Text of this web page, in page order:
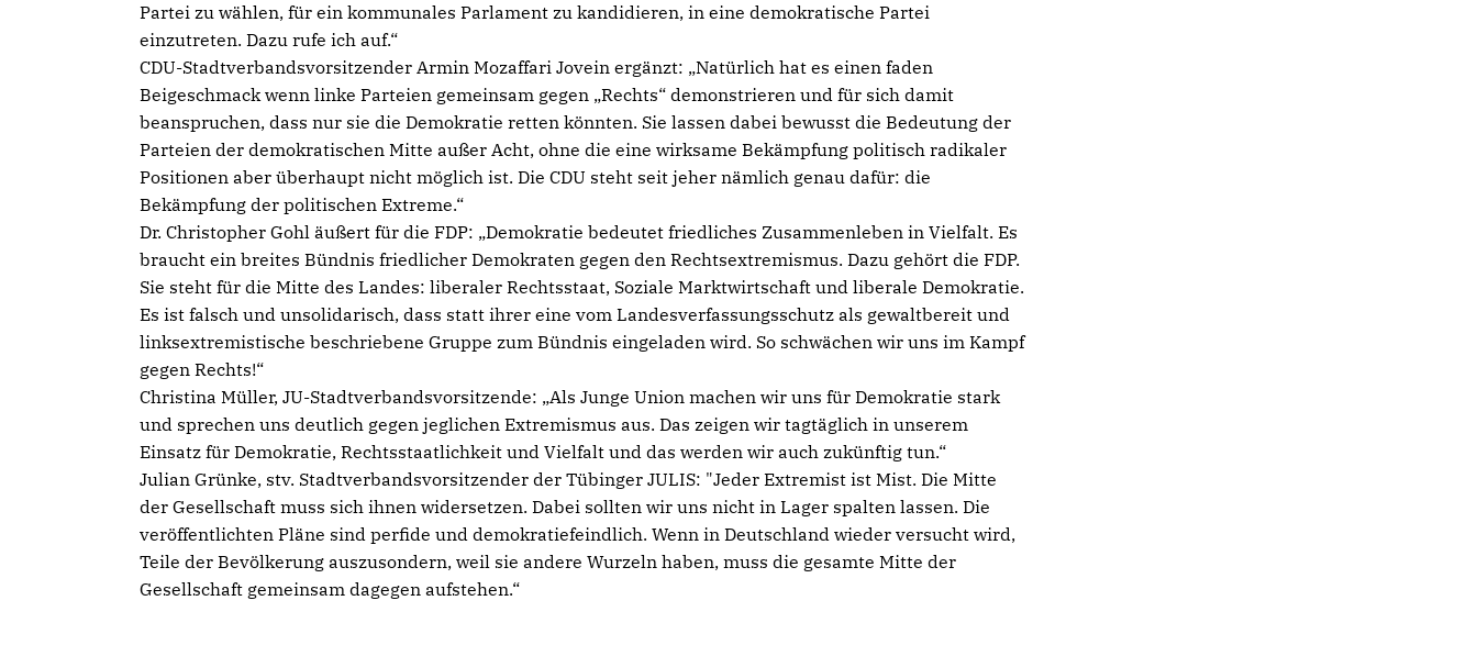
Partei zu wählen, für ein kommunales Parlament zu kandidieren, in eine demokratische Partei
einzutreten. Dazu rufe ich auf.“
CDU-Stadtverbandsvorsitzender Armin Mozaffari Jovein ergänzt: „Natürlich hat es einen faden
Beigeschmack wenn linke Parteien gemeinsam gegen „Rechts“ demonstrieren und für sich damit
beanspruchen, dass nur sie die Demokratie retten könnten. Sie lassen dabei bewusst die Bedeutung der
Parteien der demokratischen Mitte außer Acht, ohne die eine wirksame Bekämpfung politisch radikaler
Positionen aber überhaupt nicht möglich ist. Die CDU steht seit jeher nämlich genau dafür: die
Bekämpfung der politischen Extreme.“
Dr. Christopher Gohl äußert für die FDP: „Demokratie bedeutet friedliches Zusammenleben in Vielfalt. Es
braucht ein breites Bündnis friedlicher Demokraten gegen den Rechtsextremismus. Dazu gehört die FDP.
Sie steht für die Mitte des Landes: liberaler Rechtsstaat, Soziale Marktwirtschaft und liberale Demokratie.
Es ist falsch und unsolidarisch, dass statt ihrer eine vom Landesverfassungsschutz als gewaltbereit und
linksextremistische beschriebene Gruppe zum Bündnis eingeladen wird. So schwächen wir uns im Kampf
gegen Rechts!“
Christina Müller, JU-Stadtverbandsvorsitzende: „Als Junge Union machen wir uns für Demokratie stark
und sprechen uns deutlich gegen jeglichen Extremismus aus. Das zeigen wir tagtäglich in unserem
Einsatz für Demokratie, Rechtsstaatlichkeit und Vielfalt und das werden wir auch zukünftig tun.“
Julian Grünke, stv. Stadtverbandsvorsitzender der Tübinger JULIS: "Jeder Extremist ist Mist. Die Mitte
der Gesellschaft muss sich ihnen widersetzen. Dabei sollten wir uns nicht in Lager spalten lassen. Die
veröffentlichten Pläne sind perfide und demokratiefeindlich. Wenn in Deutschland wieder versucht wird,
Teile der Bevölkerung auszusondern, weil sie andere Wurzeln haben, muss die gesamte Mitte der
Gesellschaft gemeinsam dagegen aufstehen.“